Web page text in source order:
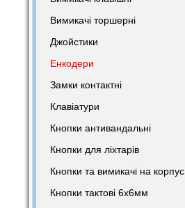
Вимикачі торшерні
Джойстики
Енкодери
Замки контактні
Клавіатури
Кнопки антивандальні
Кнопки для ліхтарів
Кнопки та вимикачі на корпус
Кнопки тактові 6х6мм